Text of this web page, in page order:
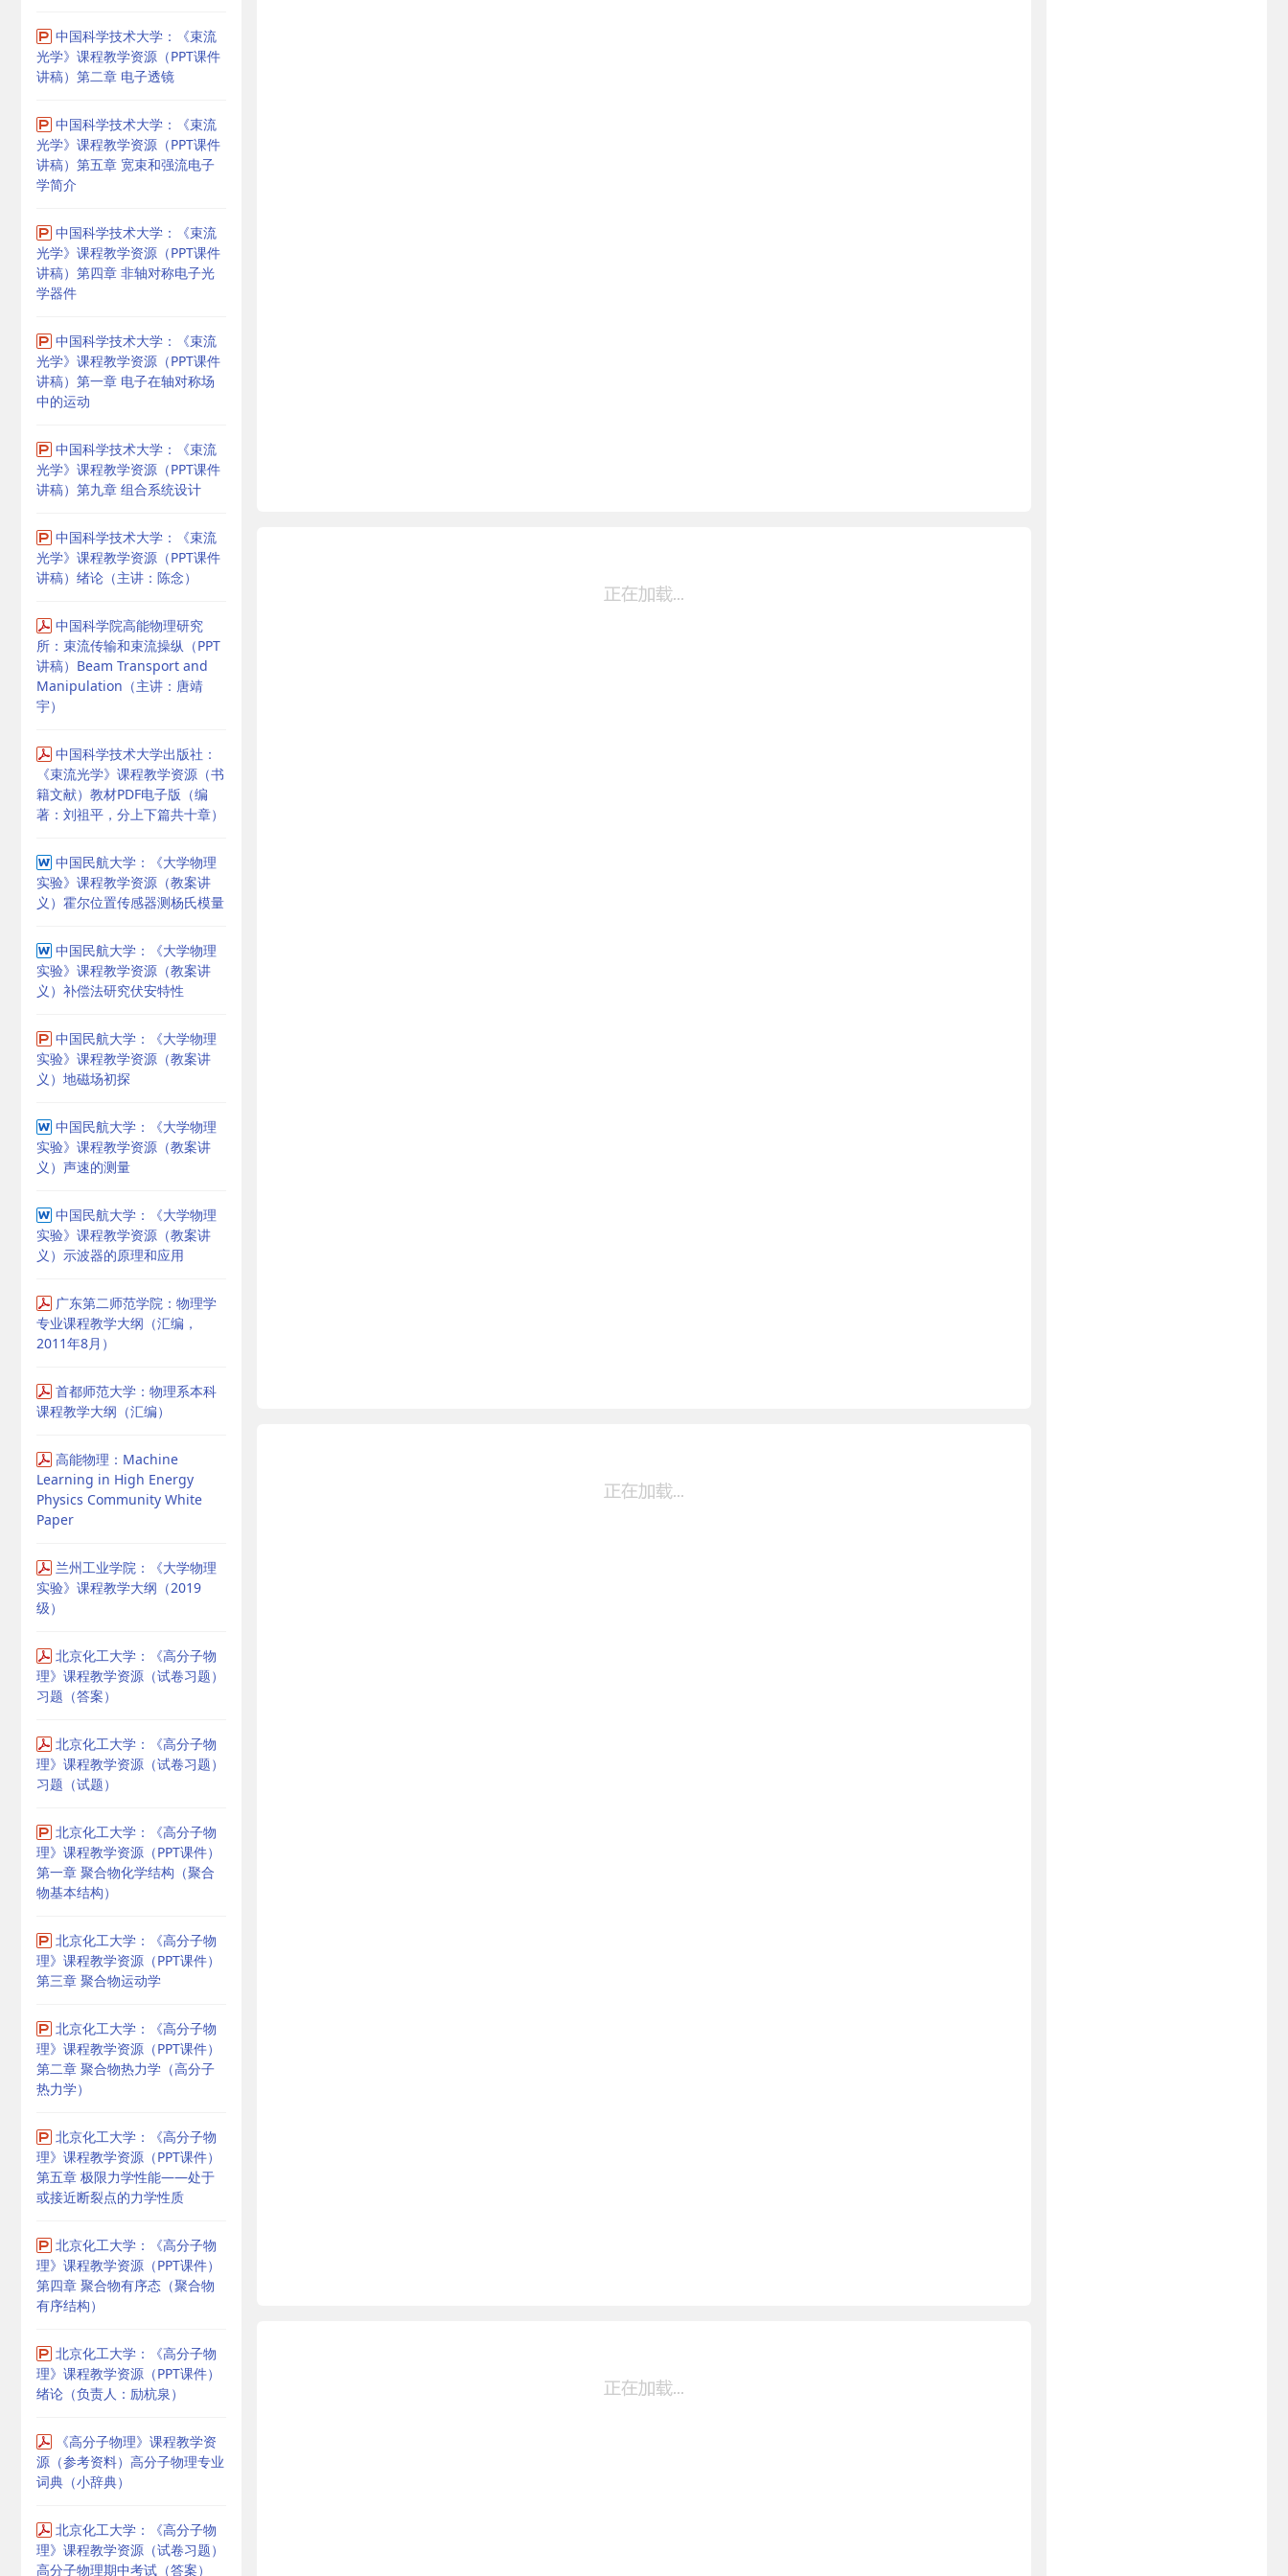
中国科学技术大学：《束流
光学》课程教学资源（PPT课件
讲稿）第二章 电子透镜
中国科学技术大学：《束流
光学》课程教学资源（PPT课件
讲稿）第五章 宽束和强流电子
学简介
中国科学技术大学：《束流
光学》课程教学资源（PPT课件
讲稿）第四章 非轴对称电子光
学器件
中国科学技术大学：《束流
光学》课程教学资源（PPT课件
讲稿）第一章 电子在轴对称场
中的运动
中国科学技术大学：《束流
光学》课程教学资源（PPT课件
讲稿）第九章 组合系统设计
中国科学技术大学：《束流
光学》课程教学资源（PPT课件
讲稿）绪论（主讲：陈念）
中国科学院高能物理研究
所：束流传输和束流操纵（PPT
讲稿）Beam Transport and
Manipulation（主讲：唐靖
宇）
中国科学技术大学出版社：
《束流光学》课程教学资源（书
籍文献）教材PDF电子版（编
著：刘祖平，分上下篇共十章）
中国民航大学：《大学物理
实验》课程教学资源（教案讲
义）霍尔位置传感器测杨氏模量
中国民航大学：《大学物理
实验》课程教学资源（教案讲
义）补偿法研究伏安特性
中国民航大学：《大学物理
实验》课程教学资源（教案讲
义）地磁场初探
中国民航大学：《大学物理
实验》课程教学资源（教案讲
义）声速的测量
中国民航大学：《大学物理
实验》课程教学资源（教案讲
义）示波器的原理和应用
广东第二师范学院：物理学
专业课程教学大纲（汇编，
2011年8月）
首都师范大学：物理系本科
课程教学大纲（汇编）
高能物理：Machine
Learning in High Energy
Physics Community White
Paper
兰州工业学院：《大学物理
实验》课程教学大纲（2019
级）
北京化工大学：《高分子物
理》课程教学资源（试卷习题）
习题（答案）
北京化工大学：《高分子物
理》课程教学资源（试卷习题）
习题（试题）
北京化工大学：《高分子物
理》课程教学资源（PPT课件）
第一章 聚合物化学结构（聚合
物基本结构）
北京化工大学：《高分子物
理》课程教学资源（PPT课件）
第三章 聚合物运动学
北京化工大学：《高分子物
理》课程教学资源（PPT课件）
第二章 聚合物热力学（高分子
热力学）
北京化工大学：《高分子物
理》课程教学资源（PPT课件）
第五章 极限力学性能——处于
或接近断裂点的力学性质
北京化工大学：《高分子物
理》课程教学资源（PPT课件）
第四章 聚合物有序态（聚合物
有序结构）
北京化工大学：《高分子物
理》课程教学资源（PPT课件）
绪论（负责人：励杭泉）
《高分子物理》课程教学资
源（参考资料）高分子物理专业
词典（小辞典）
北京化工大学：《高分子物
理》课程教学资源（试卷习题）
高分子物理期中考试（答案）